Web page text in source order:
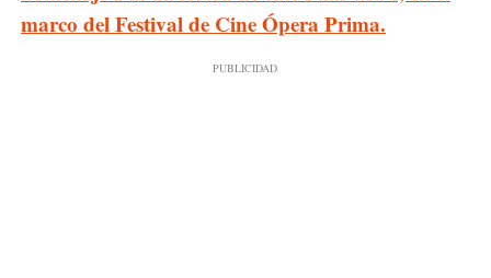
marco del Festival de Cine Ópera Prima.